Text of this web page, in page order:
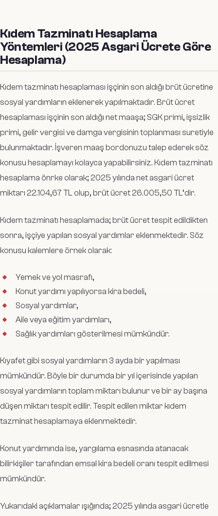
Kıdem Tazminatı Hesaplama
Yöntemleri (2025 Asgari Ücrete Göre
Hesaplama)
Kıdem tazminatı hesaplaması işçinin son aldığı brüt ücretine
sosyal yardımların eklenerek yapılmaktadır. Brüt ücret
hesaplaması işçinin son aldığı net maaşa; SGK primi, işsizlik
primi, gelir vergisi ve damga vergisinin toplanması suretiyle
bulunmaktadır. İşveren maaş bordonuzu talep ederek söz
konusu hesaplamayı kolayca yapabilirsiniz. Kıdem tazminatı
hesaplama önrke olarak; 2025 yılında net asgari ücret
miktarı 22.104,67 TL olup, brüt ücret 26.005,50 TL’dir.
Kıdem tazminatı hesaplamada; brüt ücret tespit edildikten
sonra, işçiye yapılan sosyal yardımlar eklenmektedir. Söz
konusu kalemlere örnek olarak:
Yemek ve yol masrafı,
Konut yardımı yapılıyorsa kira bedeli,
Sosyal yardımlar,
Aile veya eğitim yardımları,
Sağlık yardımları gösterilmesi mümkündür.
Kıyafet gibi sosyal yardımların 3 ayda bir yapılması
mümkündür. Böyle bir durumda bir yıl içerisinde yapılan
sosyal yardımların toplam miktarı bulunur ve bir ay başına
düşen miktarı tespit edilir. Tespit edilen miktar kıdem
tazminat hesaplamaya eklenmektedir.
Konut yardımında ise, yargılama esnasında atanacak
bilirkişiler tarafından emsal kira bedeli oranı tespit edilmesi
mümkündür.
Yukarıdaki açıklamalar ışığında; 2025 yılında asgari ücretle